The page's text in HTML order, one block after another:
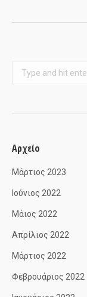
Search:
Αρχείο
Μάρτιος 2023
Ιούνιος 2022
Μάιος 2022
Απρίλιος 2022
Μάρτιος 2022
Φεβρουάριος 2022